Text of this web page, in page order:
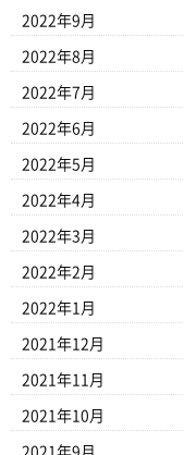
2022年9月
2022年8月
2022年7月
2022年6月
2022年5月
2022年4月
2022年3月
2022年2月
2022年1月
2021年12月
2021年11月
2021年10月
2021年9月